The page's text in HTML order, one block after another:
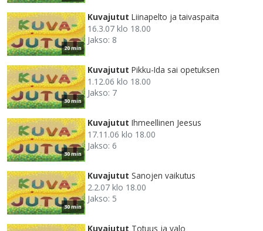
20 min
Kuvajutut Liinapelto ja taivaspaita
16.3.07 klo 18.00
Jakso: 8
30 min
Kuvajutut Pikku-Ida sai opetuksen
1.12.06 klo 18.00
Jakso: 7
30 min
Kuvajutut Ihmeellinen Jeesus
17.11.06 klo 18.00
Jakso: 6
30 min
Kuvajutut Sanojen vaikutus
2.2.07 klo 18.00
Jakso: 5
Kuvajutut Totuus ja valo